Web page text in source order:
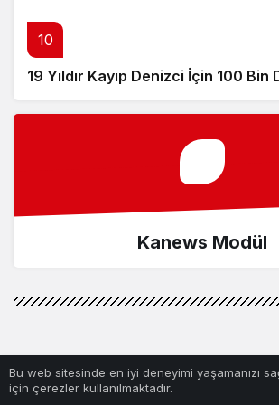
10
19 Yıldır Kayıp Denizci İçin 100 Bin
Kanews Modül
Bu web sitesinde en iyi deneyimi yaşamanızı
için çerezler kullanılmaktadır.